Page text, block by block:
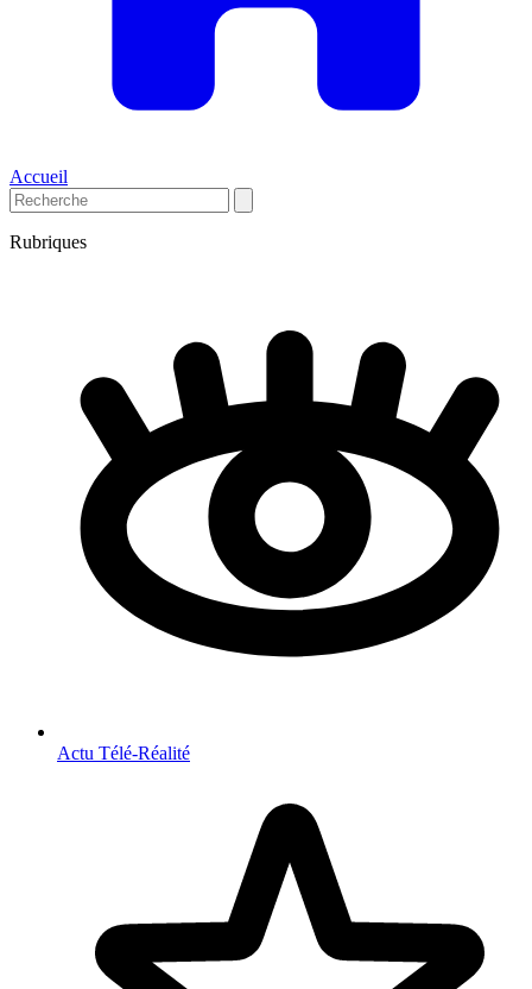
Accueil
Rubriques
Actu Télé-Réalité